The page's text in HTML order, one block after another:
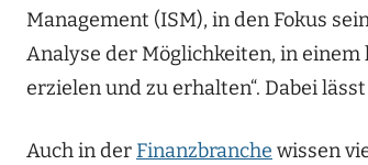
Management (ISM), in den Fokus
Analyse der Möglichkeiten, in
erzielen und zu erhalten“. Dabei
Auch in der Finanzbranche wissen